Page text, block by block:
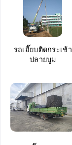
รถเฮี๊ยบติดกระเช้า
ปลายบูม